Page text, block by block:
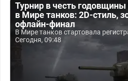
Турнир в честь
в Мире танков: 2D-стиль,
офлайн-финал
В Мире танков стартовала
Сегодня, 09:48